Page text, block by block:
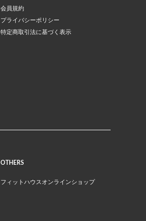
会員規約
プライバシーポリシー
特定商取引法に基づく表示
OTHERS
フィットハウスオンラインショップ